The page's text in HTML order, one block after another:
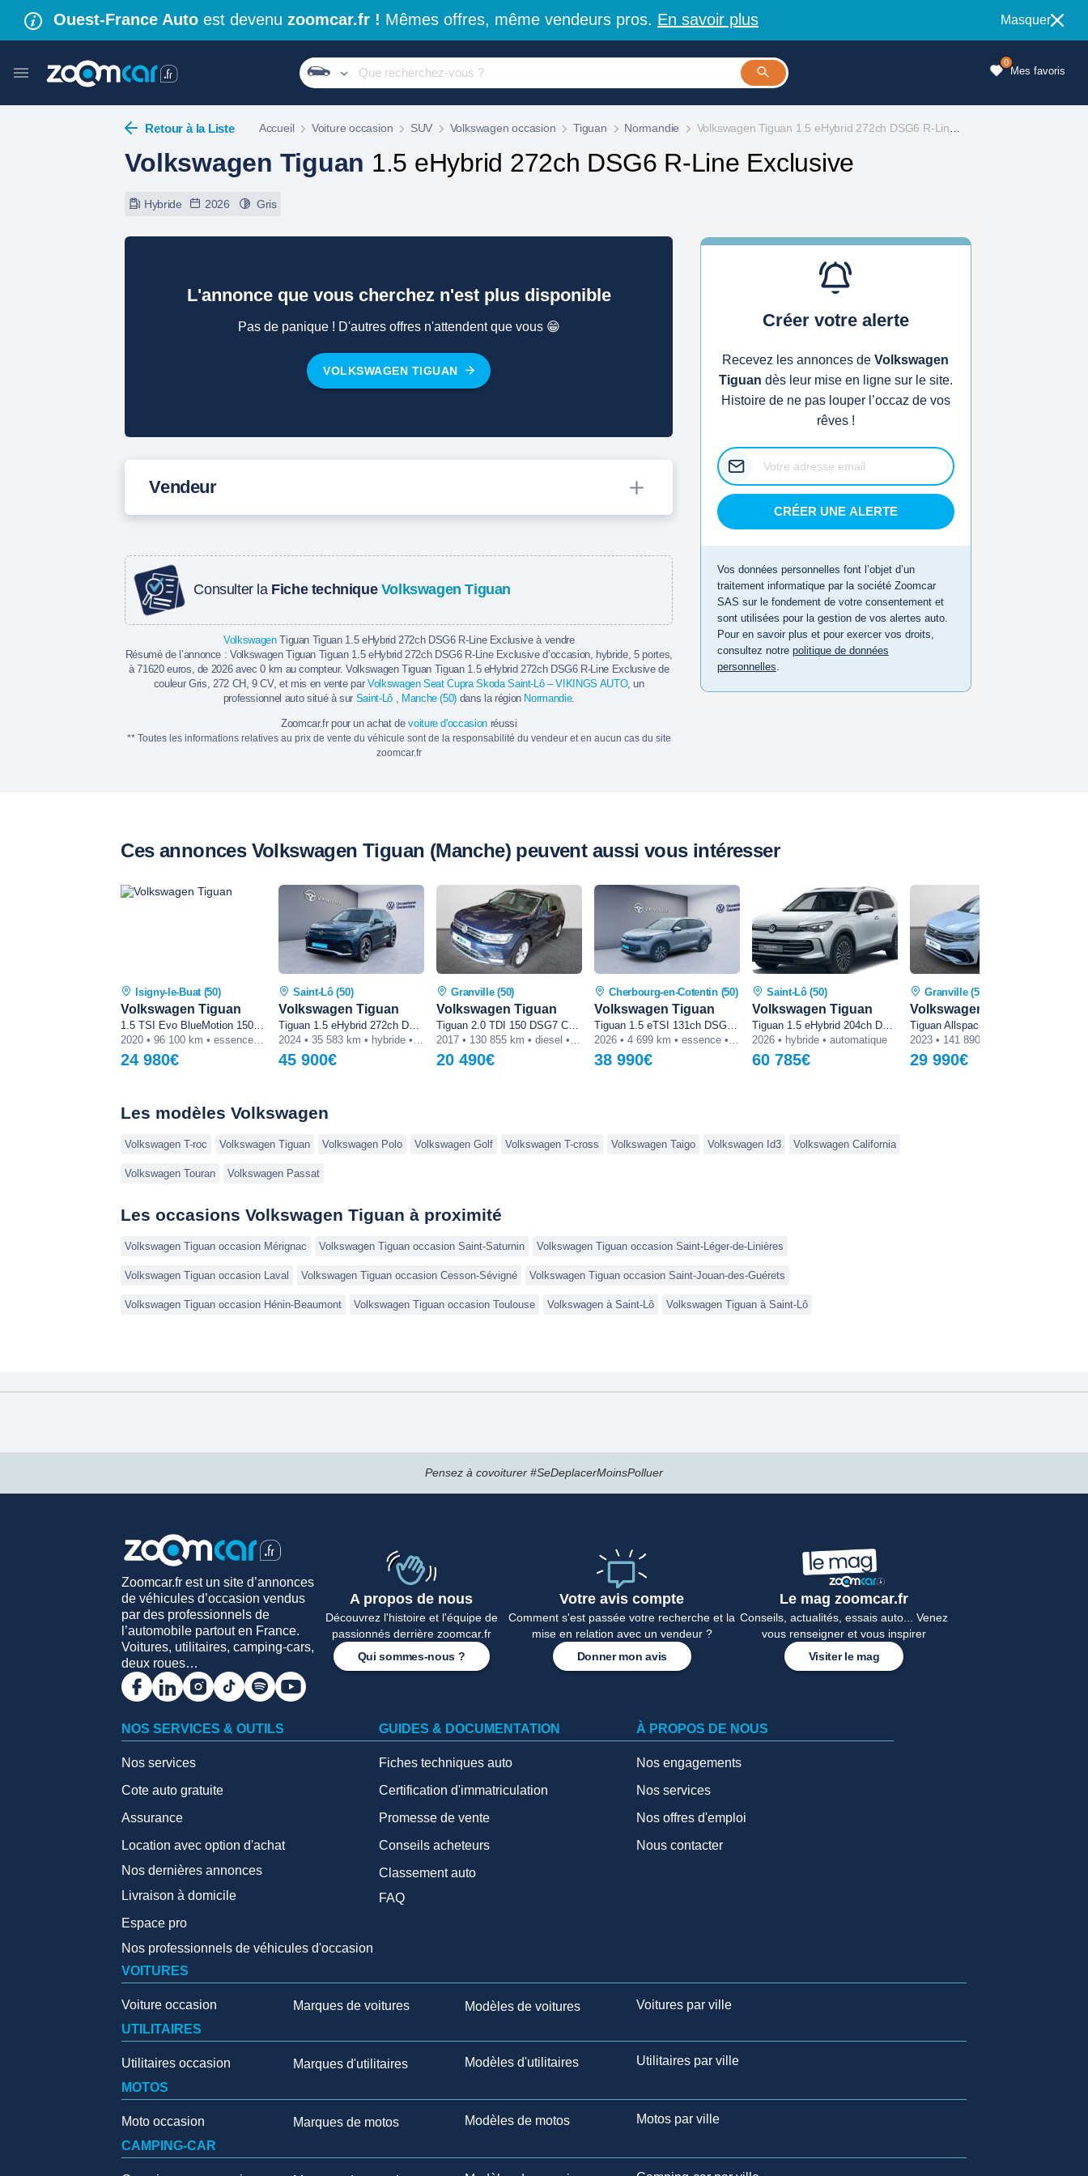
Ouest-France Auto est devenu zoomcar.fr ! Mêmes offres, même vendeurs pros. En savoir plus Masquer
Mes favoris
0
Retour à la Liste Accueil Voiture occasion SUV Volkswagen occasion Tiguan Normandie Volkswagen Tiguan 1.5 eHybrid 272ch DSG6 R-Line Exclusive
Volkswagen Tiguan 1.5 eHybrid 272ch DSG6 R-Line Exclusive
Hybride 2026 Gris
L'annonce que vous cherchez n'est plus disponible
Pas de panique ! D'autres offres n'attendent que vous 😁
VOLKSWAGEN TIGUAN
Créer votre alerte
Recevez les annonces deVolkswagen
Tiguan dès leur mise en ligne sur le site.
Histoire de ne pas louper l’occaz de vos
rêves !
CRÉER UNE ALERTE
Vos données personnelles font l’objet d’un
traitement informatique par la société Zoomcar
SAS sur le fondement de votre consentement et
sont utilisées pour la gestion de vos alertes auto.
Pour en savoir plus et pour exercer vos droits,
consultez notre politique de données
personnelles.
Vendeur
Consulter la Fiche technique Volkswagen Tiguan
VolkswagenTiguan Tiguan 1.5 eHybrid 272ch DSG6 R-Line Exclusive à vendre
Résumé de l’annonce : Volkswagen Tiguan Tiguan 1.5 eHybrid 272ch DSG6 R-Line Exclusive d’occasion, hybride, 5 portes,
à 71620 euros, de 2026 avec 0 km au compteur. Volkswagen Tiguan Tiguan 1.5 eHybrid 272ch DSG6 R-Line Exclusive de
couleur Gris, 272 CH, 9 CV, et mis en vente parVolkswagen Seat Cupra Skoda Saint-Lô – VIKINGS AUTO, un
professionnel auto situé à sur Saint-Lô, Manche (50) dans la région Normandie.
Zoomcar.fr pour un achat devoiture d'occasionréussi
** Toutes les informations relatives au prix de vente du véhicule sont de la responsabilité du vendeur et en aucun cas du site
zoomcar.fr
Ces annonces Volkswagen Tiguan (Manche) peuvent aussi vous intéresser
Isigny-le-Buat (50)
Volkswagen Tiguan
24 980€
Saint-Lô (50)
Volkswagen Tiguan
45 900€
Granville (50)
Volkswagen Tiguan
20 490€
Cherbourg-en-Cotentin (50)
Volkswagen Tiguan
38 990€
Saint-Lô (50)
Volkswagen Tiguan
2026 • hybride • automatique
60 785€
Granville (50)
Volkswagen Tiguan
29 990€
Les modèles Volkswagen
Volkswagen T-roc Volkswagen Tiguan Volkswagen Polo Volkswagen Golf Volkswagen T-cross Volkswagen Taigo Volkswagen Id3 Volkswagen California
Volkswagen Touran Volkswagen Passat
Les occasions Volkswagen Tiguan à proximité
Volkswagen Tiguan occasion Mérignac Volkswagen Tiguan occasion Saint-Saturnin Volkswagen Tiguan occasion Saint-Léger-de-Linières
Volkswagen Tiguan occasion Laval Volkswagen Tiguan occasion Cesson-Sévigné Volkswagen Tiguan occasion Saint-Jouan-des-Guérets
Volkswagen Tiguan occasion Hénin-Beaumont Volkswagen Tiguan occasion Toulouse Volkswagen à Saint-Lô Volkswagen Tiguan à Saint-Lô
Pensez à covoiturer #SeDeplacerMoinsPolluer
Zoomcar.fr est un site d’annonces
de véhicules d’occasion vendus
par des professionnels de
l’automobile partout en France.
Voitures, utilitaires, camping-cars,
deux roues…
A propos de nous
Découvrez l'histoire et l'équipe de
passionnés derrière zoomcar.fr
Qui sommes-nous ?
Votre avis compte
Comment s'est passée votre recherche et la
mise en relation avec un vendeur ?
Donner mon avis
Le mag zoomcar.fr
Conseils, actualités, essais auto... Venez
vous renseigner et vous inspirer
Visiter le mag
NOS SERVICES & OUTILS
Nos services
Cote auto gratuite
Assurance
Location avec option d'achat
Nos dernières annonces
Livraison à domicile
Espace pro
Nos professionnels de véhicules d'occasion
GUIDES & DOCUMENTATION
Fiches techniques auto
Certification d'immatriculation
Promesse de vente
Conseils acheteurs
Classement auto
FAQ
À PROPOS DE NOUS
Nos engagements
Nos services
Nos offres d'emploi
Nous contacter
VOITURES
Voiture occasion Marques de voitures Modèles de voitures
Voitures par ville
UTILITAIRES
Utilitaires occasion Marques d'utilitaires Modèles d'utilitaires
Utilitaires par ville
MOTOS
Moto occasion Marques de motos Modèles de motos
Motos par ville
CAMPING-CAR